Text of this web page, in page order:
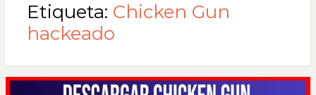
Etiqueta: Chicken Gun
hackeado